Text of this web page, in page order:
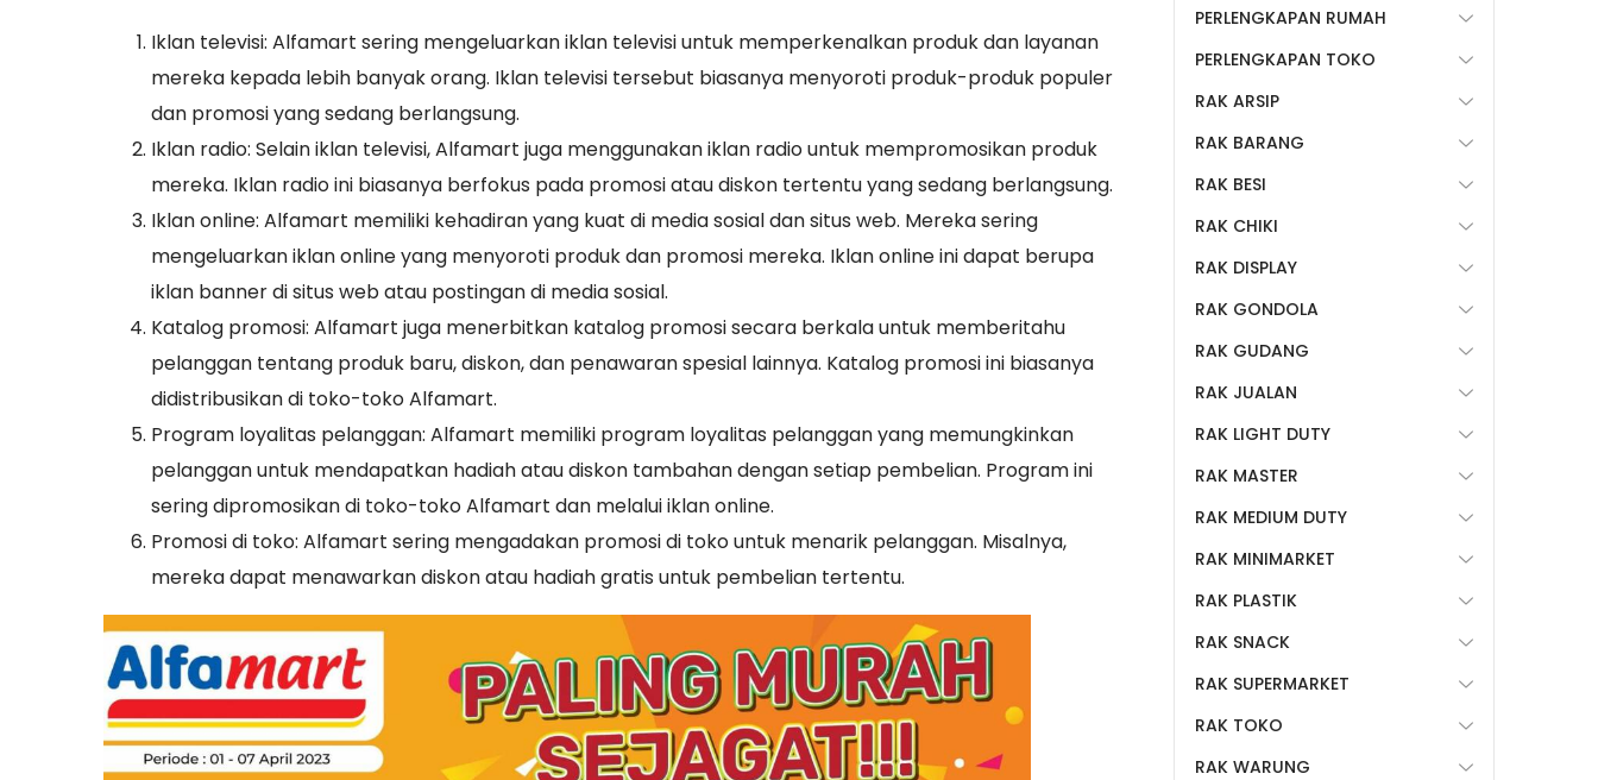
Iklan televisi: Alfamart sering mengeluarkan iklan televisi untuk memperkenalkan produk dan layanan
mereka kepada lebih banyak orang. Iklan televisi tersebut biasanya menyoroti produk-produk populer
dan promosi yang sedang berlangsung.
Iklan radio: Selain iklan televisi, Alfamart juga menggunakan iklan radio untuk mempromosikan produk
mereka. Iklan radio ini biasanya berfokus pada promosi atau diskon tertentu yang sedang berlangsung.
Iklan online: Alfamart memiliki kehadiran yang kuat di media sosial dan situs web. Mereka sering
mengeluarkan iklan online yang menyoroti produk dan promosi mereka. Iklan online ini dapat berupa
iklan banner di situs web atau postingan di media sosial.
Katalog promosi: Alfamart juga menerbitkan katalog promosi secara berkala untuk memberitahu
pelanggan tentang produk baru, diskon, dan penawaran spesial lainnya. Katalog promosi ini biasanya
didistribusikan di toko-toko Alfamart.
Program loyalitas pelanggan: Alfamart memiliki program loyalitas pelanggan yang memungkinkan
pelanggan untuk mendapatkan hadiah atau diskon tambahan dengan setiap pembelian. Program ini
sering dipromosikan di toko-toko Alfamart dan melalui iklan online.
Promosi di toko: Alfamart sering mengadakan promosi di toko untuk menarik pelanggan. Misalnya,
mereka dapat menawarkan diskon atau hadiah gratis untuk pembelian tertentu.
PERLENGKAPAN RUMAH
PERLENGKAPAN TOKO
RAK ARSIP
RAK BARANG
RAK BESI
RAK CHIKI
RAK DISPLAY
RAK GONDOLA
RAK GUDANG
RAK JUALAN
RAK LIGHT DUTY
RAK MASTER
RAK MEDIUM DUTY
RAK MINIMARKET
RAK PLASTIK
RAK SNACK
RAK SUPERMARKET
RAK TOKO
RAK WARUNG